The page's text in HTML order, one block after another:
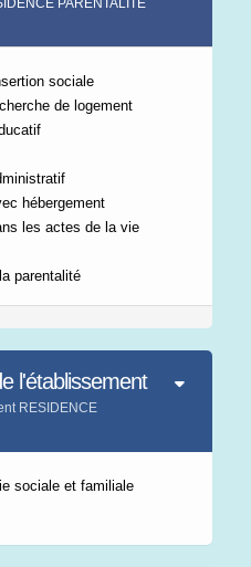
PARENTALITE
sociale
de logement
hébergement
les actes de la vie
parentalité
l'établissement
RESIDENCE
sociale et familiale